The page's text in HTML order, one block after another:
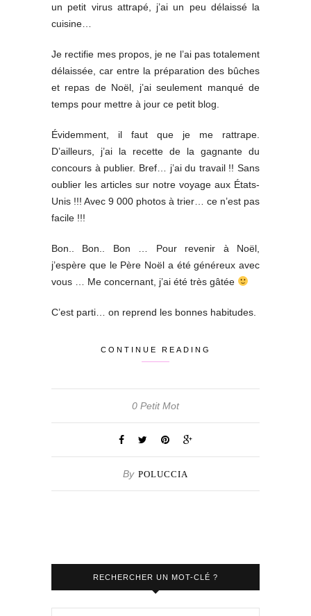
un petit virus attrapé, j’ai un peu délaissé la
cuisine…
Je rectifie mes propos, je ne l’ai pas totalement
délaissée, car entre la préparation des bûches
et repas de Noël, j’ai seulement manqué de
temps pour mettre à jour ce petit blog.
Évidemment, il faut que je me rattrape.
D’ailleurs, j’ai la recette de la gagnante du
concours à publier. Bref… j’ai du travail !! Sans
oublier les articles sur notre voyage aux États-
Unis !!! Avec 9 000 photos à trier… ce n’est pas
facile !!!
Bon.. Bon.. Bon … Pour revenir à Noël,
j’espère que le Père Noël a été généreux avec
vous … Me concernant, j’ai été très gâtée
C’est parti… on reprend les bonnes habitudes.
CONTINUE READING
0 Petit Mot
By POLUCCIA
RECHERCHER UN MOT-CLÉ ?